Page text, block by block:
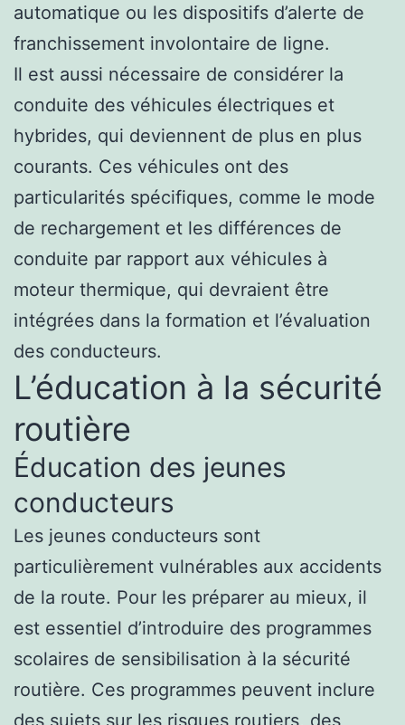
automatique ou les dispositifs d’alerte de
franchissement involontaire de ligne.
Il est aussi nécessaire de considérer la
conduite des véhicules électriques et
hybrides, qui deviennent de plus en plus
courants. Ces véhicules ont des
particularités spécifiques, comme le mode
de rechargement et les différences de
conduite par rapport aux véhicules à
moteur thermique, qui devraient être
intégrées dans la formation et l’évaluation
des conducteurs.
L’éducation à la sécurité
routière
Éducation des jeunes
conducteurs
Les jeunes conducteurs sont
particulièrement vulnérables aux accidents
de la route. Pour les préparer au mieux, il
est essentiel d’introduire des programmes
scolaires de sensibilisation à la sécurité
routière. Ces programmes peuvent inclure